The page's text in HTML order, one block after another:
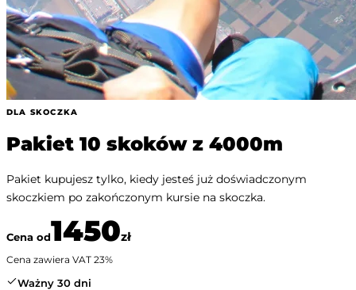
DLA SKOCZKA
Pakiet 10 skoków z 4000m
Pakiet kupujesz tylko, kiedy jesteś już doświadczonym
skoczkiem po zakończonym kursie na skoczka.
Cena od1450zł
Cena zawiera VAT 23%
Ważny 30 dni